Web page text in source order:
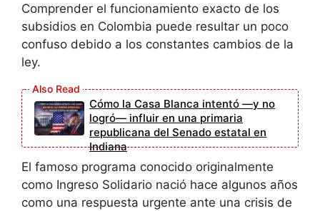
Comprender el funcionamiento exacto de los
subsidios en Colombia puede resultar un poco
confuso debido a los constantes cambios de la
ley.
Cómo la Casa Blanca intentó —y no
logró— influir en una primaria
republicana del Senado estatal en
Indiana
El famoso programa conocido originalmente
como Ingreso Solidario nació hace algunos años
como una respuesta urgente ante una crisis de